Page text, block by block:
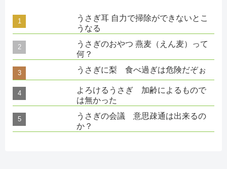
うさぎ耳 自力で掃除ができないとこ
うなる
うさぎのおやつ 燕麦（えん麦）って
何？
うさぎに梨 食べ過ぎは危険だぞぉ
よろけるうさぎ 加齢によるもので
は無かった
うさぎの会議 意思疎通は出来るの
か？